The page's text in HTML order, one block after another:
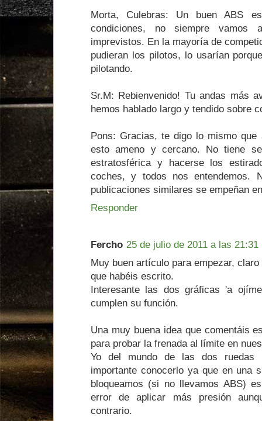
Morta, Culebras: Un buen ABS
condiciones, no siempre
imprevistos. En la mayoría de
pudieran los pilotos, lo usarían
pilotando.
Sr.M: Rebienvenido! Tu andas más
hemos hablado largo y tendido sobre
Pons: Gracias, te digo lo mismo
esto ameno y cercano. No tiene
estratosférica y hacerse los
coches, y todos nos entendemos.
publicaciones similares se empeñan
Responder
Fercho 25 de julio de 2011 a las 21:31
Muy buen artículo para empezar,
que habéis escrito.
Interesante las dos gráficas 'a
cumplen su función.
Una muy buena idea que comentáis
para probar la frenada al límite en
Yo del mundo de las dos ruedas
importante conocerlo ya que en una
bloqueamos (si no llevamos ABS)
error de aplicar más presión
contrario.